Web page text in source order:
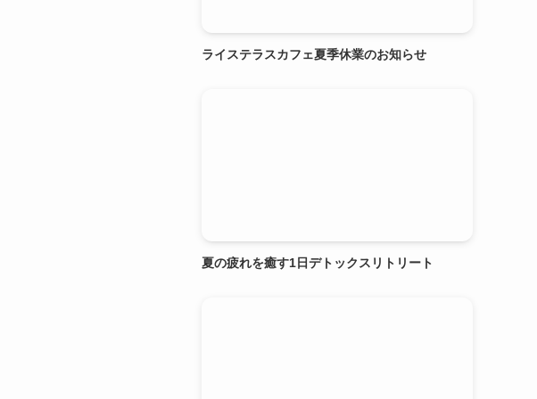
ライステラスカフェ夏季休業のお知らせ
夏の疲れを癒す1日デトックスリトリート